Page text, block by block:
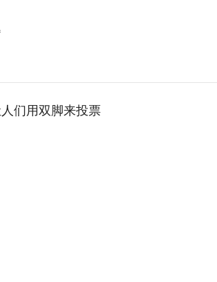
们用双脚来投票